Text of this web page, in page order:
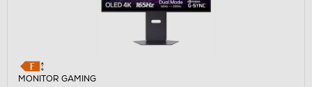
MONITOR GAMING